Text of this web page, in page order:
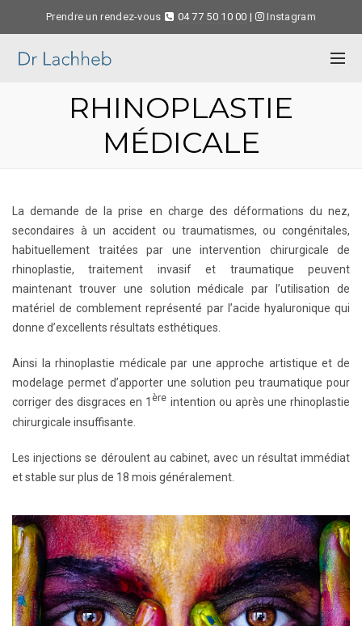
Prendre un rendez-vous 04 77 50 10 00 | Instagram
RHINOPLASTIE
MÉDICALE
La demande de la prise en charge des déformations du nez,
secondaires à un accident ou traumatismes, ou congénitales,
habituellement traitées par une intervention chirurgicale de
rhinoplastie, traitement invasif et traumatique peuvent
maintenant trouver une solution médicale par l’utilisation de
matériel de comblement représenté par l’acide hyaluronique qui
donne d’excellents résultats esthétiques.
Ainsi la rhinoplastie médicale par une approche artistique et de
modelage permet d’apporter une solution peu traumatique pour
corriger des disgraces en 1 ère intention ou après une rhinoplastie
chirurgicale insuffisante.
Les injections se déroulent au cabinet, avec un résultat immédiat
et stable sur plus de 18 mois généralement.